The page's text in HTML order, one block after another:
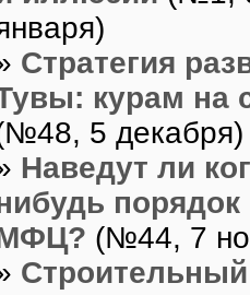
Стратегия
курам на
5 декабря)
Наведут ли
порядок
(№44, 7
Строительный